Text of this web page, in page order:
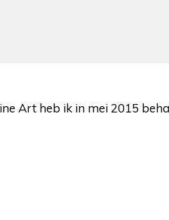
Art heb ik in mei 2015